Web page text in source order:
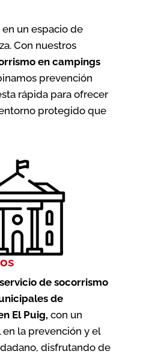
un espacio de
Con nuestros
en campings
prevención
rápida para ofrecer
protegido que
servicio de socorrismo
de
El Puig, con un
la prevención y el
disfrutando de